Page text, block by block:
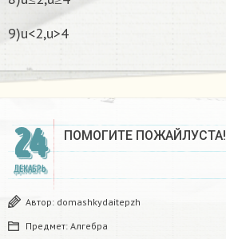
9)u<2,u>4
24
ДЕКАБРЬ
ПОМОГИТЕ ПОЖАЙЛУСТА!
Автор: domashkydaitepzh
Предмет: Алгебра